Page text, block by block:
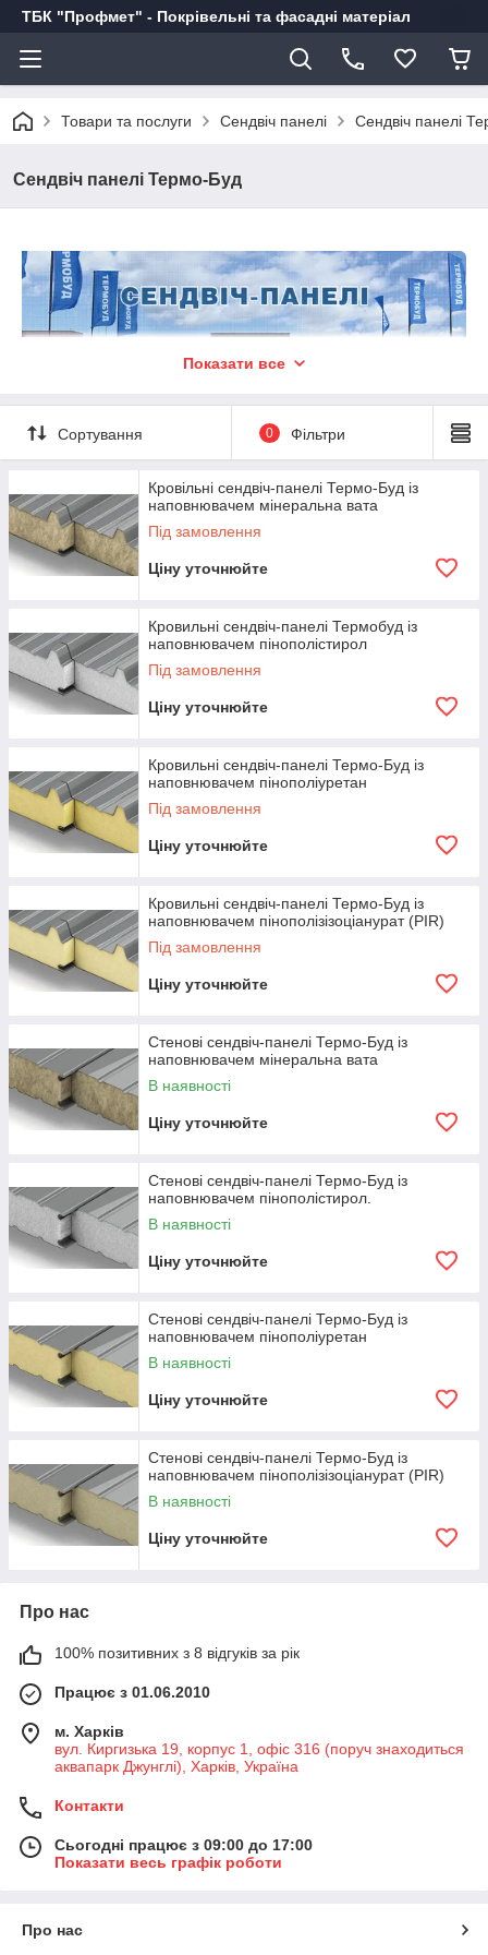
ТБК "Профмет" - Покрівельні та фасадні матеріал
Товари та послуги Сендвіч панелі Сендвіч панелі
Сендвіч панелі Термо-Буд
Термо-БУД- це компанія з європейськими інвестиціями, що
виробляє сендвіч-панелі і конструкції для швидкого монтажу.
Завод Термо-БУДце надійний постачальник і наша
стратегічна мета - зберегти репутацію надійного
постачальника сендвіч-панелів, які відповідають
міжнародним стандартам якості.
Переваги:
-Теплопровідність
їх теплоізоляційні властивості.
Теплопровідність панелі завтовшки 10 см, відповідає
теплопровідності цегли товщиною 110 см.
-Вага
0,4т на 10 м.кв.
Фундамент для сендвіч панелі Цей параметр
використовується у легкому варіанті.
При будуванні з цегли навантаження на фундамент в60-100
разів більше.
ряд будівельні матеріали.
В середньому будівництво з цегли в 3-5 разів дорожче
Показати все
Сортування 0 Фільтри
Кровільні сендвіч-панелі Термо-Буд із
наповнювачем мінеральна вата
Під замовлення
Ціну уточнюйте
Кровильні сендвіч-панелі Термобуд із
наповнювачем пінополістирол
Під замовлення
Ціну уточнюйте
Кровильні сендвіч-панелі Термо-Буд із
наповнювачем пінополіуретан
Під замовлення
Ціну уточнюйте
Кровильні сендвіч-панелі Термо-Буд із
наповнювачем пінополізізоціанурат (PIR)
Під замовлення
Ціну уточнюйте
Стенові сендвіч-панелі Термо-Буд із
наповнювачем мінеральна вата
В наявності
Ціну уточнюйте
Стенові сендвіч-панелі Термо-Буд із
наповнювачем пінополістирол.
В наявності
Ціну уточнюйте
Стенові сендвіч-панелі Термо-Буд із
наповнювачем пінополіуретан
В наявності
Ціну уточнюйте
Стенові сендвіч-панелі Термо-Буд із
наповнювачем пінополізізоціанурат (PIR)
В наявності
Ціну уточнюйте
Про нас
100% позитивних з 8 відгуків за рік
Працює з 01.06.2010
м. Харків
вул. Киргизька 19, корпус 1, офіс 316 (поруч знаходиться
аквапарк Джунглі), Харків, Україна
Контакти
Сьогодні працює з 09:00 до 17:00
Показати весь графік роботи
Про нас